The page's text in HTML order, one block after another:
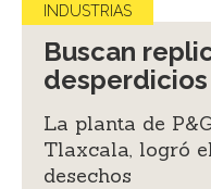
INDUSTRIAS
Buscan
desperdicios
La planta de
Tlaxcala, logró
desechos